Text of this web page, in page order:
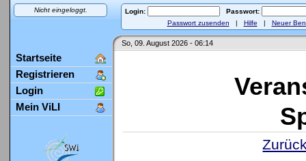
Nicht eingeloggt. Login:
Passwort:
Passwort zusenden | Hilfe | Neuer
So, 09. August 2026 - 06:14
Startseite
Registrieren
Login
Mein ViLI